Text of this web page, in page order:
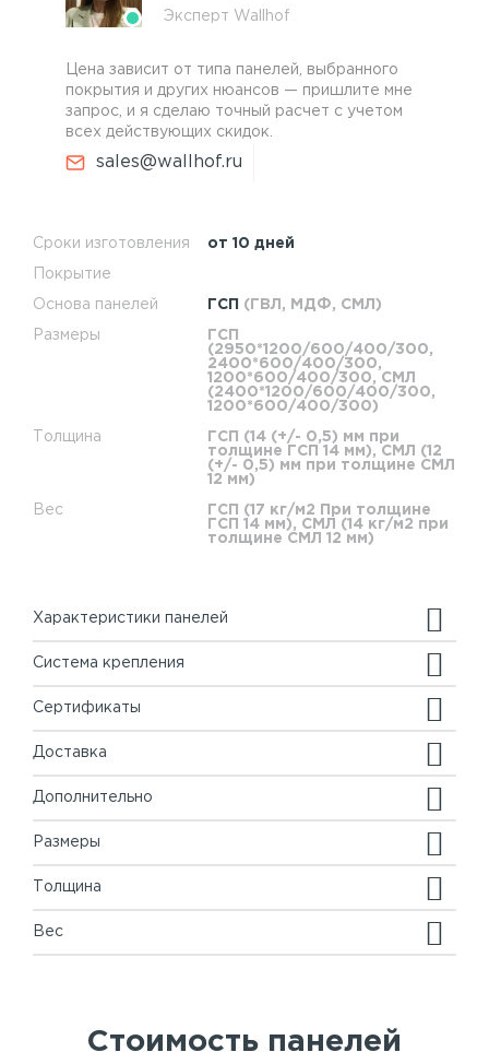
Сроки изготовления от 10 дней
Покрытие
Основа панелей ГСП (ГВЛ, МДФ, СМЛ)
Размеры
ГСП
(2950*1200/600/400/300,
2400*600/400/300,
1200*600/400/300, СМЛ
(2400*1200/600/400/300,
1200*600/400/300)
Толщина
ГСП (14 (+/- 0,5) мм при
толщине ГСП 14 мм), СМЛ (12
(+/- 0,5) мм при толщине СМЛ
12 мм)
Вес
ГСП (17 кг/м2 При толщине
ГСП 14 мм), СМЛ (14 кг/м2 при
толщине СМЛ 12 мм)
Эксперт Wallhof
Цена зависит от типа панелей, выбранного
покрытия и других нюансов — пришлите мне
запрос, и я сделаю точный расчет с учетом
всех действующих скидок.
sales@wallhof.ru
Характеристики панелей
Система крепления
Сертификаты
Доставка
Дополнительно
Размеры
Толщина
Вес
Стоимость панелей